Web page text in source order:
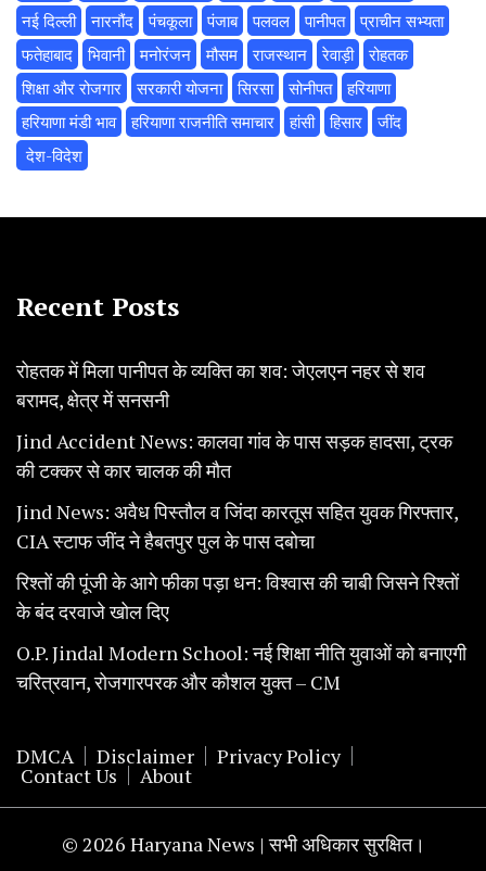
नई दिल्ली
नारनौंद पंचकूला पंजाब पलवल पानीपत
प्राचीन सभ्यता
फतेहाबाद
भिवानी मनोरंजन मौसम राजस्थान रेवाड़ी
रोहतक
शिक्षा और रोजगार
सरकारी योजना सिरसा सोनीपत
हरियाणा
हरियाणा मंडी भाव
हरियाणा राजनीति समाचार हांसी हिसार
‌जींद
‌ देश-विदेश
Recent Posts
रोहतक में मिला पानीपत के व्यक्ति का शव: जेएलएन नहर से शव
बरामद, क्षेत्र में सनसनी
Jind Accident News: कालवा गांव के पास सड़क हादसा, ट्रक
की टक्कर से कार चालक की मौत
Jind News: अवैध पिस्तौल व जिंदा कारतूस सहित युवक गिरफ्तार,
CIA स्टाफ जींद ने हैबतपुर पुल के पास दबोचा
रिश्तों की पूंजी के आगे फीका पड़ा धन: विश्वास की चाबी जिसने रिश्तों
के बंद दरवाजे खोल दिए
O.P. Jindal Modern School: नई शिक्षा नीति युवाओं को बनाएगी
चरित्रवान, रोजगारपरक और कौशल युक्त – CM
DMCA Disclaimer Privacy Policy
Contact Us About
© 2026 Haryana News | सभी अधिकार सुरक्षित।